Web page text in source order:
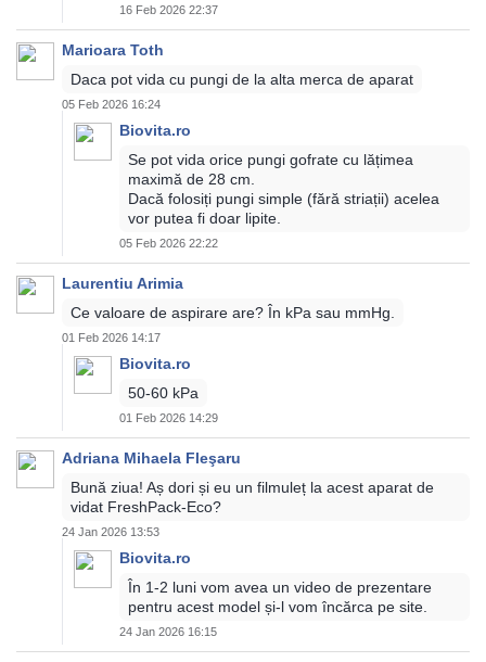
16 Feb 2026 22:37
Marioara Toth
Daca pot vida cu pungi de la alta merca de aparat
05 Feb 2026 16:24
Biovita.ro
Se pot vida orice pungi gofrate cu lățimea
maximă de 28 cm.
Dacă folosiți pungi simple (fără striații) acelea
vor putea fi doar lipite.
05 Feb 2026 22:22
Laurentiu Arimia
Ce valoare de aspirare are? În kPa sau mmHg.
01 Feb 2026 14:17
Biovita.ro
50-60 kPa
01 Feb 2026 14:29
Adriana Mihaela Fleşaru
Bună ziua! Aș dori și eu un filmuleț la acest aparat de
vidat FreshPack-Eco?
24 Jan 2026 13:53
Biovita.ro
În 1-2 luni vom avea un video de prezentare
pentru acest model și-l vom încărca pe site.
24 Jan 2026 16:15